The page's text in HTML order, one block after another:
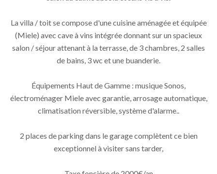
La villa / toit se compose d'une cuisine aménagée et équipée
(Miele) avec cave à vins intégrée donnant sur un spacieux
salon / séjour attenant à la terrasse, de 3 chambres, 2 salles
de bains, 3 wc et une buanderie.
Équipements Haut de Gamme : musique Sonos,
électroménager Miele avec garantie, arrosage automatique,
climatisation réversible, système d'alarme..
2 places de parking dans le garage complètent ce bien
exceptionnel à visiter sans tarder,